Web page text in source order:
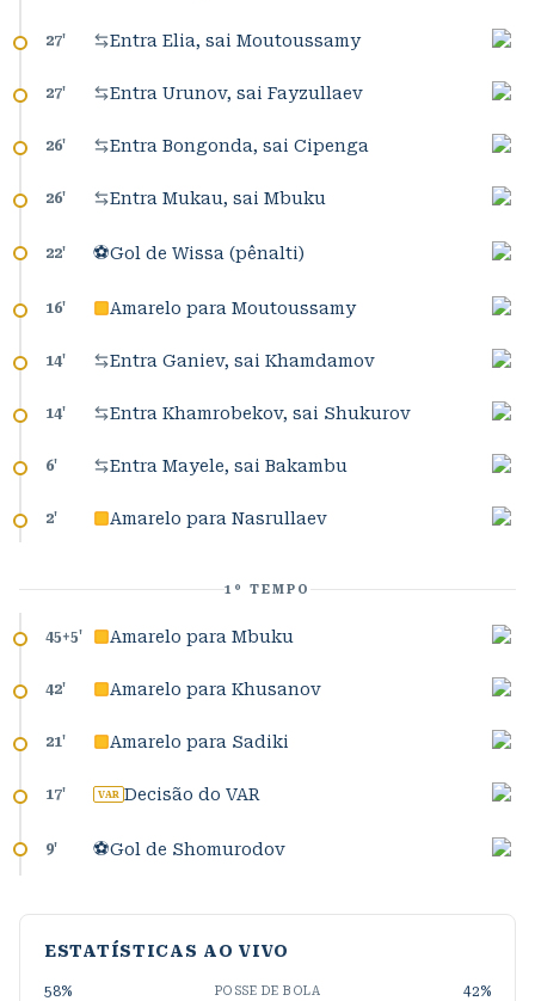
27' Entra Elia, sai Moutoussamy
27' Entra Urunov, sai Fayzullaev
26' Entra Bongonda, sai Cipenga
26' Entra Mukau, sai Mbuku
22' ⚽Gol de Wissa (pênalti)
16' Amarelo para Moutoussamy
14' Entra Ganiev, sai Khamdamov
14' Entra Khamrobekov, sai Shukurov
6' Entra Mayele, sai Bakambu
2' Amarelo para Nasrullaev
1º TEMPO
45+5' Amarelo para Mbuku
42' Amarelo para Khusanov
21' Amarelo para Sadiki
17' VAR Decisão do VAR
9' ⚽Gol de Shomurodov
ESTATÍSTICAS AO VIVO
58% POSSE DE BOLA 42%